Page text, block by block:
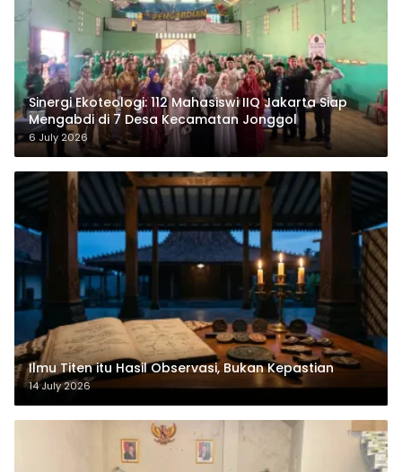
‎Sinergi Ekoteologi: 112 Mahasiswi IIQ Jakarta Siap
Mengabdi di 7 Desa Kecamatan Jonggol
6 July 2026
Ilmu Titen itu Hasil Observasi, Bukan Kepastian
14 July 2026